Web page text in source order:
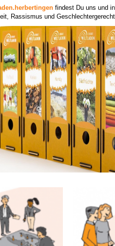
findest Du uns und
Rassismus und